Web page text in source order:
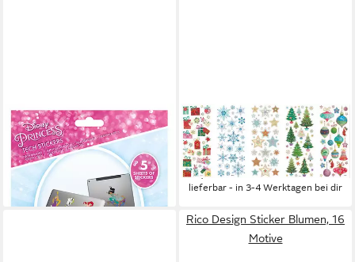
Sticker Disney - Sticker-Sets -
Princess
6,59 €
lieferbar - in 2-3 Werktagen bei dir
FOLIA
Aufkleber Weihnachten, 153
Stück
12,30 €
lieferbar - in 3-4 Werktagen bei dir
Rico Design Sticker Blumen, 16
Motive